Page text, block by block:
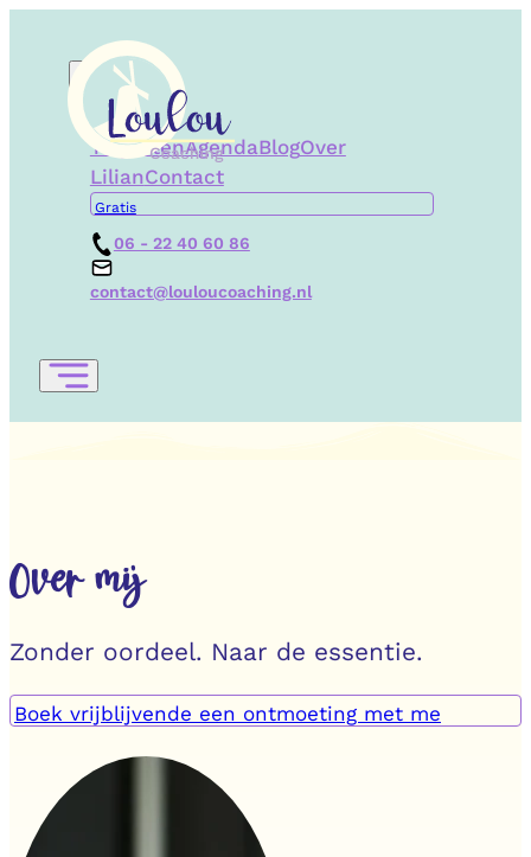
TrajectenAgendaBlogOver
LilianContact
Gratis
06 - 22 40 60 86
contact@louloucoaching.nl
Over mij
Zonder oordeel. Naar de essentie.
Boek vrijblijvende een ontmoeting met me